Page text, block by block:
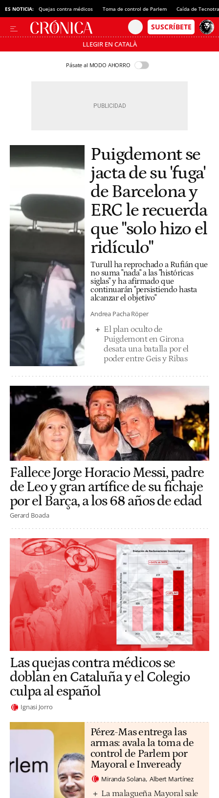
ES NOTICIA: Quejas contra médicos Toma de control de Parlem Caída de
LLEGIR EN CATALÀ
Pásate al MODO AHORRO
Puigdemont se
jacta de su 'fuga'
de Barcelona y
ERC le recuerda
que "solo hizo el
ridículo"
Turull ha reprochado a Rufián que
no suma "nada" a las "históricas
siglas" y ha afirmado que
continuarán "persistiendo hasta
alcanzar el objetivo"
Andrea Pacha Röper
El plan oculto de
Puigdemont en Girona
desata una batalla por el
poder entre Geis y Ribas
Fallece Jorge Horacio Messi, padre
de Leo y gran artífice de su fichaje
por el Barça, a los 68 años de edad
Gerard Boada
Las quejas contra médicos se
doblan en Cataluña y el Colegio
culpa al español
Ignasi Jorro
Pérez-Mas entrega las
armas: avala la toma de
control de Parlem por
Mayoral e Inveready
Miranda Solana Albert Martínez
La malagueña Mayoral sale